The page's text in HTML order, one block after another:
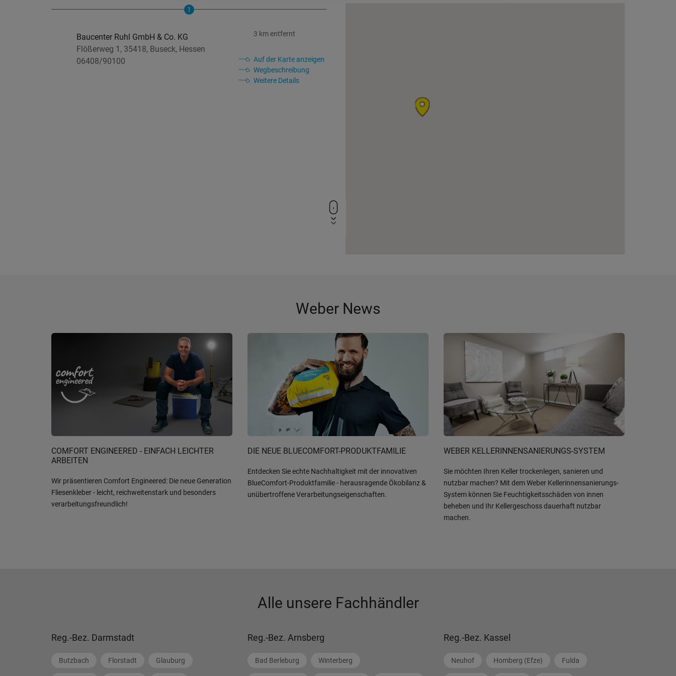
1
Baucenter Ruhl GmbH & Co. KG
Flößerweg 1, 35418, Buseck, Hessen
06408/90100
3 km entfernt
Auf der Karte anzeigen
Wegbeschreibung
Weitere Details
Weber News
COMFORT ENGINEERED - EINFACH LEICHTER
ARBEITEN
Wir präsentieren Comfort Engineered: Die neue Generation
Fliesenkleber - leicht, reichweitenstark und besonders
verarbeitungsfreundlich!
DIE NEUE BLUECOMFORT-PRODUKTFAMILIE
Entdecken Sie echte Nachhaltigkeit mit der innovativen
BlueComfort-Produktfamilie - herausragende Ökobilanz &
unübertroffene Verarbeitungseigenschaften.
WEBER KELLERINNENSANIERUNGS-SYSTEM
Sie möchten Ihren Keller trockenlegen, sanieren und
nutzbar machen? Mit dem Weber Kellerinnensanierungs-
System können Sie Feuchtigkeitsschäden von innen
beheben und Ihr Kellergeschoss dauerhaft nutzbar
machen.
Alle unsere Fachhändler
Reg.-Bez. Darmstadt
Butzbach Florstadt Glauburg
Reg.-Bez. Arnsberg
Bad Berleburg Winterberg
Reg.-Bez. Kassel
Neuhof Homberg (Efze) Fulda